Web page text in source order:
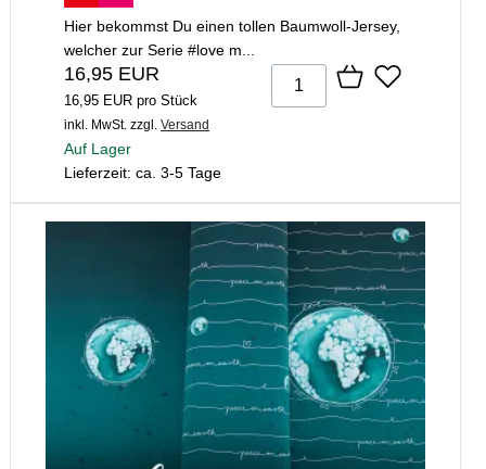
Hier bekommst Du einen tollen Baumwoll-Jersey,
welcher zur Serie #love m...
16,95 EUR
16,95 EUR pro Stück
inkl. MwSt. zzgl. Versand
Auf Lager
Lieferzeit: ca. 3-5 Tage